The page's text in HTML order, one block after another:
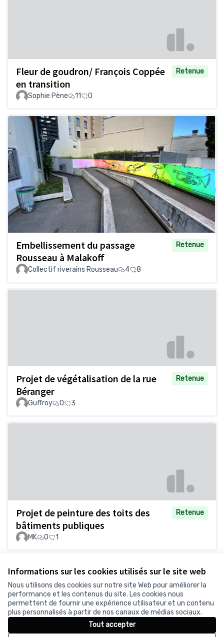
Informations sur les cookies utilisés sur le site web
Nous utilisons des cookies sur notre site Web pour améliorer la
performance et les contenus du site. Les cookies nous
permettent de fournir une expérience utilisateur et un contenu
plus personnalisés à partir de nos canaux de médias sociaux.
Tout accepter
Fleur de goudron/ François Coppée
en transition
Retenue
Sophie Pène 11 0
Embellissement du passage
Rousseau à Malakoff
Retenue
Collectif riverains Rousseau 4 8
Projet de végétalisation de la rue
Béranger
Retenue
Guffroy 0 3
Projet de peinture des toits des
bâtiments publiques
Retenue
MK 0 1
Voir toutes les propositions retirées
Conditions d'utilisation
Paramètres des cookies